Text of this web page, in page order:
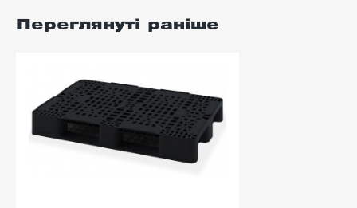
Переглянуті раніше